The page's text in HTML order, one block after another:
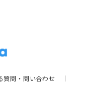
質問・問い合わせ ｜